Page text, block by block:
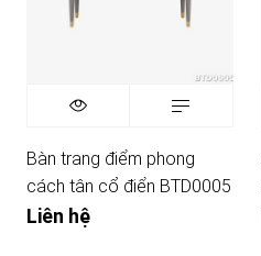
Bàn trang điểm phong
cách tân cổ điển BTD0005
Liên hệ